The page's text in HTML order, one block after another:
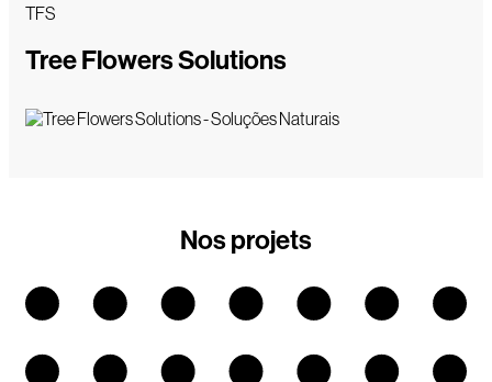
TFS
Tree Flowers Solutions
Nos projets